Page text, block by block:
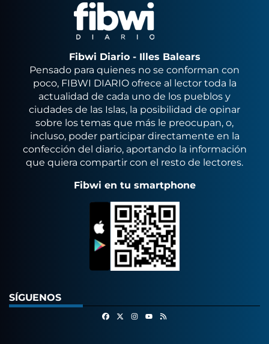
Fibwi Diario - Illes Balears
Pensado para quienes no se conforman con
poco, FIBWI DIARIO ofrece al lector toda la
actualidad de cada uno de los pueblos y
ciudades de las Islas, la posibilidad de opinar
sobre los temas que más le preocupan, o,
incluso, poder participar directamente en la
confección del diario, aportando la información
que quiera compartir con el resto de lectores.
Fibwi en tu smartphone
SÍGUENOS
FacebookInstagram